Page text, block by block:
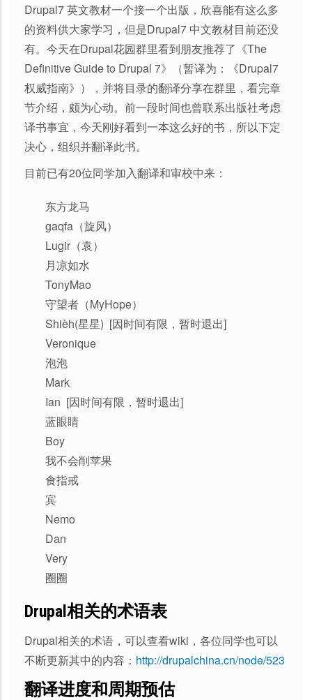
Drupal7 英文教材一个接一个出版，欣喜能有这么多
的资料供大家学习，但是Drupal7 中文教材目前还没
有。今天在Drupal花园群里看到朋友推荐了《The
Definitive Guide to Drupal 7》（暂译为：《Drupal7
权威指南》），并将目录的翻译分享在群里，看完章
节介绍，颇为心动。前一段时间也曾联系出版社考虑
译书事宜，今天刚好看到一本这么好的书，所以下定
决心，组织并翻译此书。
目前已有20位同学加入翻译和审校中来：
东方龙马
gaqfa（旋风）
Lugir（袁）
月凉如水
TonyMao
守望者（MyHope）
Shièh(星星) [因时间有限，暂时退出]
Veronique
泡泡
Mark
Ian [因时间有限，暂时退出]
蓝眼睛
Boy
我不会削苹果
食指戒
宾
Nemo
Dan
Very
圈圈
Drupal相关的术语表
Drupal相关的术语，可以查看wiki，各位同学也可以
不断更新其中的内容： http://drupalchina.cn/node/523
翻译进度和周期预估